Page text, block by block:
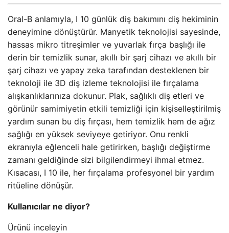
Oral-B anlamıyla, I 10 günlük diş bakımını diş hekiminin
deneyimine dönüştürür. Manyetik teknolojisi sayesinde,
hassas mikro titreşimler ve yuvarlak fırça başlığı ile
derin bir temizlik sunar, akıllı bir şarj cihazı ve akıllı bir
şarj cihazı ve yapay zeka tarafından desteklenen bir
teknoloji ile 3D diş izleme teknolojisi ile fırçalama
alışkanlıklarınıza dokunur. Plak, sağlıklı diş etleri ve
görünür samimiyetin etkili temizliği için kişiselleştirilmiş
yardım sunan bu diş fırçası, hem temizlik hem de ağız
sağlığı en yüksek seviyeye getiriyor. Onu renkli
ekranıyla eğlenceli hale getirirken, başlığı değiştirme
zamanı geldiğinde sizi bilgilendirmeyi ihmal etmez.
Kısacası, I 10 ile, her fırçalama profesyonel bir yardım
ritüeline dönüşür.
Kullanıcılar ne diyor?
Ürünü inceleyin